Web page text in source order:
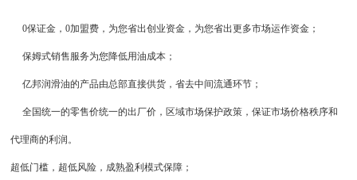
0保证金，0加盟费，为您省出创业资金，为您省出更多市场运作资金；
保姆式销售服务为您降低用油成本；
亿邦润滑油的产品由总部直接供货，省去中间流通环节；
全国统一的零售价统一的出厂价，区域市场保护政策，保证市场价格秩序和
代理商的利润。
超低门槛，超低风险，成熟盈利模式保障；